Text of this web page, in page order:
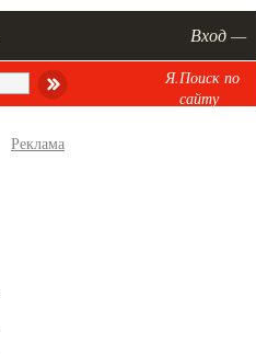
Вход —
Я.Поиск по
сайту
Реклама